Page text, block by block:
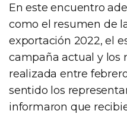
En este encuentro
como el resumen de
exportación 2022, el
campaña actual y los
realizada entre
sentido los
informaron que